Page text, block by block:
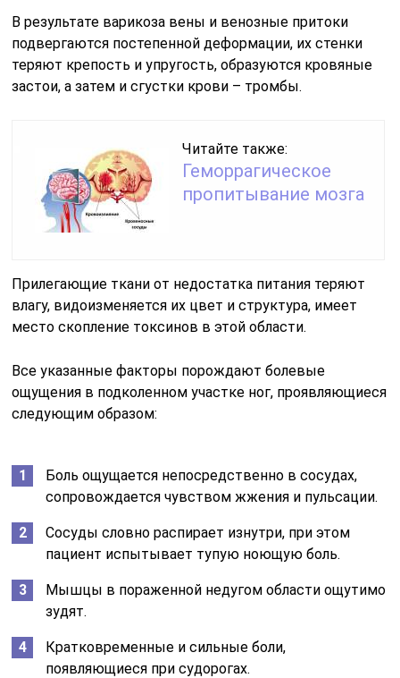
В результате варикоза вены и венозные притоки
подвергаются постепенной деформации, их стенки
теряют крепость и упругость, образуются кровяные
застои, а затем и сгустки крови – тромбы.
Читайте также:
Геморрагическое
пропитывание мозга
Прилегающие ткани от недостатка питания теряют
влагу, видоизменяется их цвет и структура, имеет
место скопление токсинов в этой области.
Все указанные факторы порождают болевые
ощущения в подколенном участке ног, проявляющиеся
следующим образом:
Боль ощущается непосредственно в сосудах,
сопровождается чувством жжения и пульсации.
Сосуды словно распирает изнутри, при этом
пациент испытывает тупую ноющую боль.
Мышцы в пораженной недугом области ощутимо
зудят.
Кратковременные и сильные боли,
появляющиеся при судорогах.